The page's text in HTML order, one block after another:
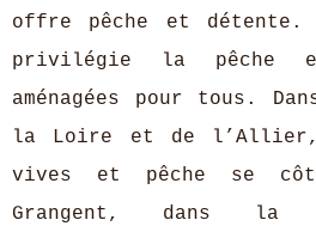
offre pêche et détente.
privilégie la pêche
aménagées pour tous.
la Loire et de l’Allier,
vives et pêche se
Grangent, dans la